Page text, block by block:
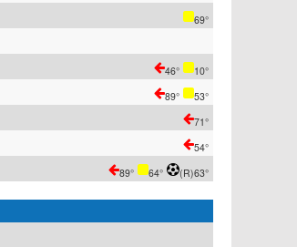
69°
46° 10°
89° 53°
71°
54°
89° 64° (R)63°